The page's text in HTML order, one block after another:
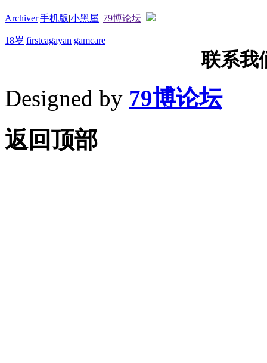
Archiver|手机版|小黑屋| 79博论坛
18岁 firstcagayan gamcare
联系我
Designed by 79博论坛
返回顶部